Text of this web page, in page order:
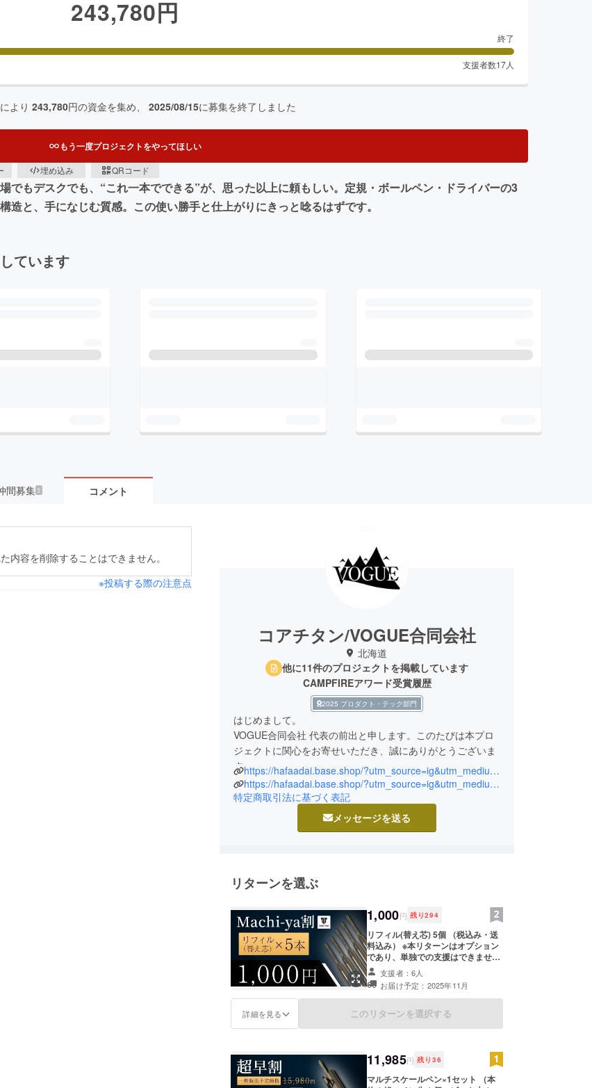
243,780円
終了
支援者数17人
より 243,780円の資金を集め、 2025/08/15に募集を終了しました
もう一度プロジェクトをやってほしい
埋め込み QRコード
でもデスクでも、“これ一本でできる”が、思った以上に頼もしい。定規・ボールペン・ドライバーの3
と、手になじむ質感。この使い勝手と仕上がりにきっと唸るはずです。
ています
間募集 1 コメント
内容を削除することはできません。
※投稿する際の注意点
コアチタン/VOGUE合同会社
北海道
他に11件のプロジェクトを掲載しています
CAMPFIREアワード受賞履歴
2025 プロダクト・テック部門
はじめまして。
VOGUE合同会社 代表の前出と申します。このたびは本プロ
ジェクトに関心をお寄せいただき、誠にありがとうございま
す。
私がものづくりを行う上で大切にしているのは、近江商人の
経営哲学「三方よし」という考え方です。
「売り手よし、買い手よし、世間よし」—これは、作り手で
ねこそが、信頼されるものづくりにつながると信じていま
https://hafaadai.base.shop/?utm_source=ig&utm_medium=social&utm_content=link_in_bio&fbclid=PAdGRleAPFaYVleHRuA2FlbQIxMQBzcnRjBmFwcF9pZA8xMjQwMjQ1NzQyODc0MTQAAad_ZXr-Vj02xc-mVl1nsV6-pKDyZypGNVKD8w7cb-UMURysywsqPz-apX1MNQ_aem_eLJyB-tD5yLB5ZM9PZ6e-g
https://hafaadai.base.shop/?utm_source=ig&utm_medium=social&utm_content=link_in_bio&fbclid=PAdGRleAPFaYVleHRuA2FlbQIxMQBzcnRjBmFwcF9pZA8xMjQwMjQ1NzQyODc0MTQAAad_ZXr-Vj02xc-mVl1nsV6-pKDyZypGNVKD8w7cb-UMURysywsqPz-apX1MNQ_aem_eLJyB-tD5yLB5ZM9PZ6e-g
特定商取引法に基づく表記
メッセージを送る
リターンを選ぶ
1,000円 残り294
リフィル(替え芯) 5個 （税込み・送
料込み） ※本リターンはオプション
であり、単独での支援はできませ
ん。 ※皆様の支援により量産効率が
向上した場合、正規販売価格が販売
予定価格より下がる可能性もござい
ます。 ※デザイン・仕様は変更にな
る可能性もございます。ご了承くだ
※本製品は保証対応は行っておりま
せんが、初期不良があった場合、商
品到着後5日以内にご連絡くださ
支援者：6人
お届け予定：2025年11月
詳細を見る このリターンを選択する
11,985円 残り 36
マルチスケールペン×1セット （本